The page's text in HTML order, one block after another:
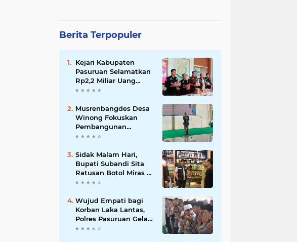
Berita Terpopuler
Kejari Kabupaten
Pasuruan Selamatkan
Rp2,2 Miliar Uang
Negara dari Korupsi
Musrenbangdes Desa
Winong Fokuskan
Pembangunan
Berbasis Potensi Lokal,
Meski Dihantam
Efisiensi Anggaran
Sidak Malam Hari,
Bupati Subandi Sita
Ratusan Botol Miras di
Kawasan Perumahan
Wujud Empati bagi
Korban Laka Lantas,
Polres Pasuruan Gelar
Salat Ghaib dan Doa